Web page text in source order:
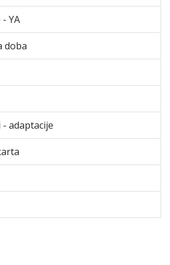
YA
doba
adaptacije